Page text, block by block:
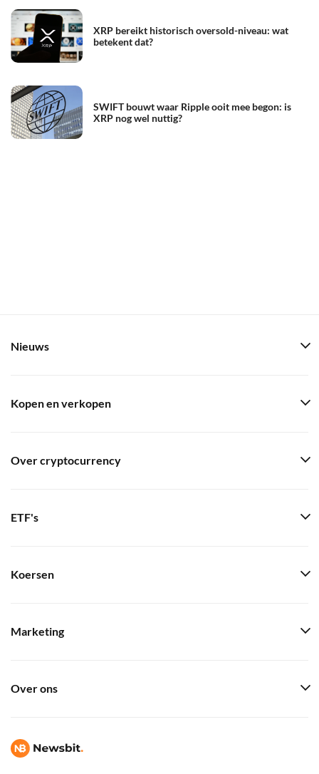
XRP bereikt historisch oversold-niveau: wat
betekent dat?
SWIFT bouwt waar Ripple ooit mee begon: is
XRP nog wel nuttig?
Nieuws
Kopen en verkopen
Over cryptocurrency
ETF's
Koersen
Marketing
Over ons